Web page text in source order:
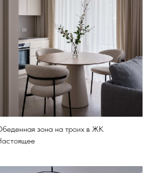
зона на троих в ЖК